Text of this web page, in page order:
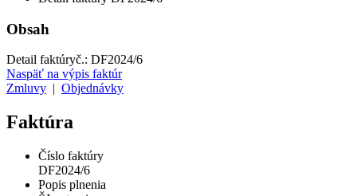
Obsah
Detail faktúryč.: DF2024/6
Naspäť na výpis faktúr
Zmluvy
Objednávky
Faktúra
Číslo faktúry
DF2024/6
Popis plnenia